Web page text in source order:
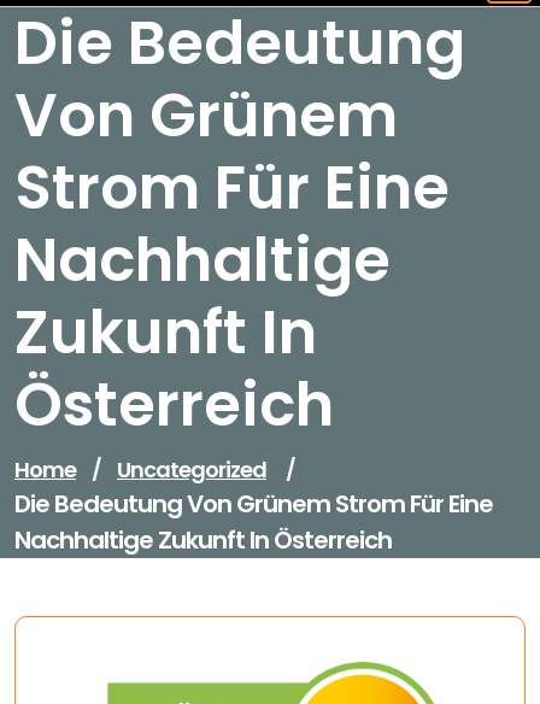
Die Bedeutung
Von Grünem
Strom Für Eine
Nachhaltige
Zukunft In
Österreich
Home / Uncategorized /
Die Bedeutung Von Grünem Strom Für Eine
Nachhaltige Zukunft In Österreich